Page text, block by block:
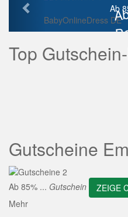
Ab
BabyOnlineDress DE
Top
Gutscheine
Ab 85% ... Gutschein
ZEIGE
Mehr